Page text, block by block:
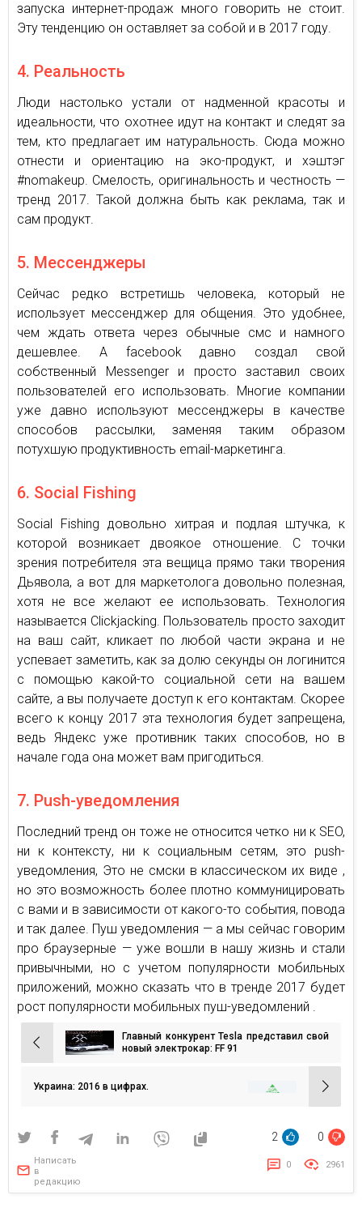
запуска интернет-продаж много говорить не стоит.
Эту тенденцию он оставляет за собой и в 2017 году.
4. Реальность
Люди настолько устали от надменной красоты и
идеальности, что охотнее идут на контакт и следят за
тем, кто предлагает им натуральность. Сюда можно
отнести и ориентацию на эко-продукт, и хэштэг
#nomakeup. Смелость, оригинальность и честность —
тренд 2017. Такой должна быть как реклама, так и
сам продукт.
5. Мессенджеры
Сейчас редко встретишь человека, который не
использует мессенджер для общения. Это удобнее,
чем ждать ответа через обычные смс и намного
дешевлее. А facebook давно создал свой
собственный Messenger и просто заставил своих
пользователей его использовать. Многие компании
уже давно используют мессенджеры в качестве
способов рассылки, заменяя таким образом
потухшую продуктивность email-маркетинга.
6. Social Fishing
Social Fishing довольно хитрая и подлая штучка, к
которой возникает двоякое отношение. С точки
зрения потребителя эта вещица прямо таки творения
Дьявола, а вот для маркетолога довольно полезная,
хотя не все желают ее использовать. Технология
называется Clickjacking. Пользователь просто заходит
на ваш сайт, кликает по любой части экрана и не
успевает заметить, как за долю секунды он логинится
с помощью какой-то социальной сети на вашем
сайте, а вы получаете доступ к его контактам. Скорее
всего к концу 2017 эта технология будет запрещена,
ведь Яндекс уже противник таких способов, но в
начале года она может вам пригодиться.
7. Push-уведомления
Последний тренд он тоже не относится четко ни к SEO,
ни к контексту, ни к социальным сетям, это push-
уведомления, Это не смски в классическом их виде ,
но это возможность более плотно коммуницировать
с вами и в зависимости от какого-то события, повода
и так далее. Пуш уведомления — а мы сейчас говорим
про браузерные — уже вошли в нашу жизнь и стали
привычными, но с учетом популярности мобильных
приложений, можно сказать что в тренде 2017 будет
рост популярности мобильных пуш-уведомлений .
Навигация
по
записям
Главный конкурент Tesla представил свой
новый электрокар: FF 91
Украина: 2016 в цифрах.
2 0
Написать
в
редакцию
0 2961